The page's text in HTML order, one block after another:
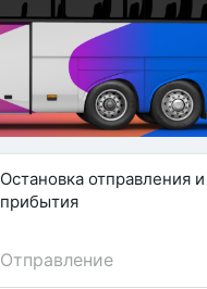
Остановка отправления и
прибытия